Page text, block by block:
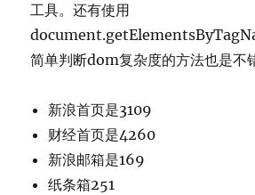
工具。还有使用
简单判断dom复杂度的方法也是不
新浪首页是3109
财经首页是4260
新浪邮箱是169
纸条箱251